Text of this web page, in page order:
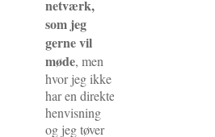
netværk,
som jeg
gerne vil
møde, men
hvor jeg ikke
har en direkte
henvisning
og jeg tøver